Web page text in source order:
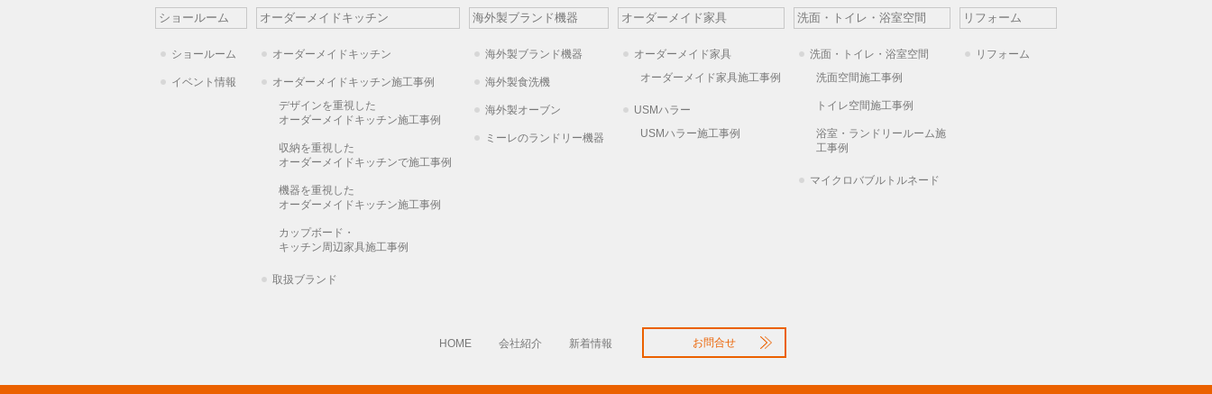
ショールーム
ショールーム
イベント情報
オーダーメイドキッチン
オーダーメイドキッチン
オーダーメイドキッチン施工事例
デザインを重視した
オーダーメイドキッチン施工事例
収納を重視した
オーダーメイドキッチンで施工事例
機器を重視した
オーダーメイドキッチン施工事例
カップボード・
キッチン周辺家具施工事例
取扱ブランド
海外製ブランド機器
海外製ブランド機器
海外製食洗機
海外製オーブン
ミーレのランドリー機器
オーダーメイド家具
オーダーメイド家具
オーダーメイド家具施工事例
USMハラー
USMハラー施工事例
洗面・トイレ・浴室空間
洗面・トイレ・浴室空間
洗面空間施工事例
トイレ空間施工事例
浴室・ランドリールーム施
工事例
マイクロバブルトルネード
リフォーム
リフォーム
HOME 会社紹介 新着情報 お問合せ